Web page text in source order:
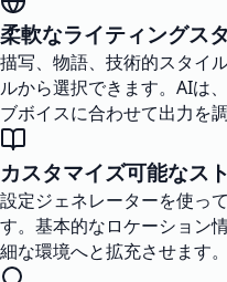
柔軟なライティングス
描写、物語、技術的スタイ
ルから選択できます。AIは
ブボイスに合わせて出力を調
カスタマイズ可能なス
設定ジェネレーターを使っ
す。基本的なロケーション
細な環境へと拡充させます。